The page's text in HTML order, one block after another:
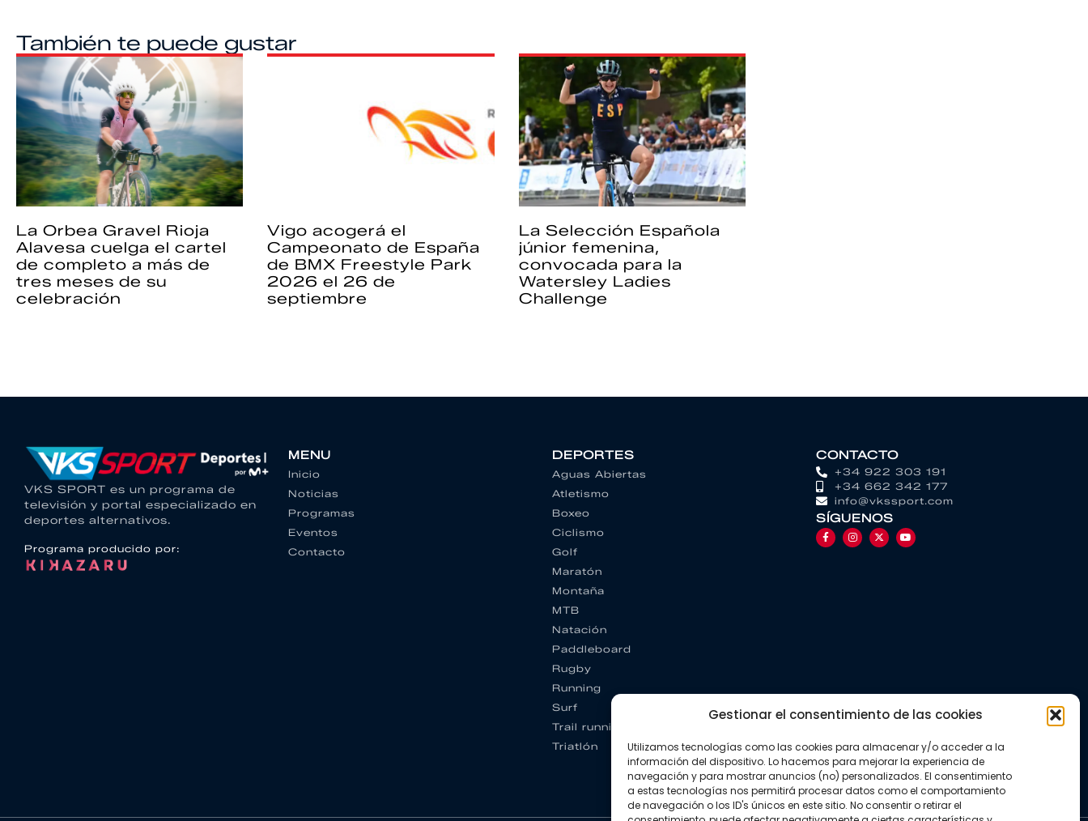
Gestionar el consentimiento de las cookies
Utilizamos tecnologías como las cookies para almacenar y/o acceder a la
información del dispositivo. Lo hacemos para mejorar la experiencia de
navegación y para mostrar anuncios (no) personalizados. El consentimiento
a estas tecnologías nos permitirá procesar datos como el comportamiento
de navegación o los ID's únicos en este sitio. No consentir o retirar el
También te puede gustar
La Orbea Gravel Rioja
Alavesa cuelga el cartel
de completo a más de
tres meses de su
celebración
Vigo acogerá el
Campeonato de España
de BMX Freestyle Park
2026 el 26 de
septiembre
La Selección Española
júnior femenina,
convocada para la
Watersley Ladies
Challenge
VKS SPORT es un programa de
televisión y portal especializado en
deportes alternativos.
Programa producido por:
MENU
Inicio
Noticias
Programas
Eventos
Contacto
DEPORTES
Aguas Abiertas
Atletismo
Boxeo
Ciclismo
Golf
Maratón
Montaña
MTB
Natación
Paddleboard
Rugby
Running
Surf
Trail running
Triatlón
CONTACTO
+34 922 303 191
+34 662 342 177
info@vkssport.com
SÍGUENOS